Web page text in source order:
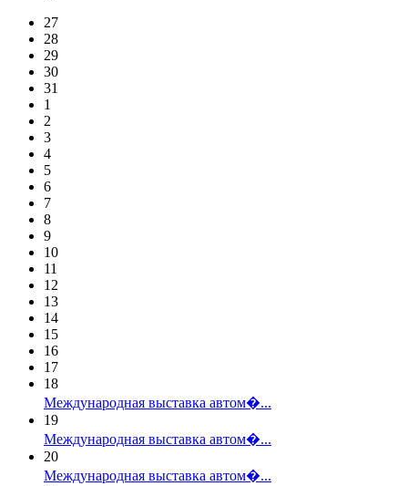
27
28
29
30
31
1
2
3
4
5
6
7
8
9
10
11
12
13
14
15
16
17
18
Международная выставка автом�...
19
Международная выставка автом�...
20
Международная выставка автом�...